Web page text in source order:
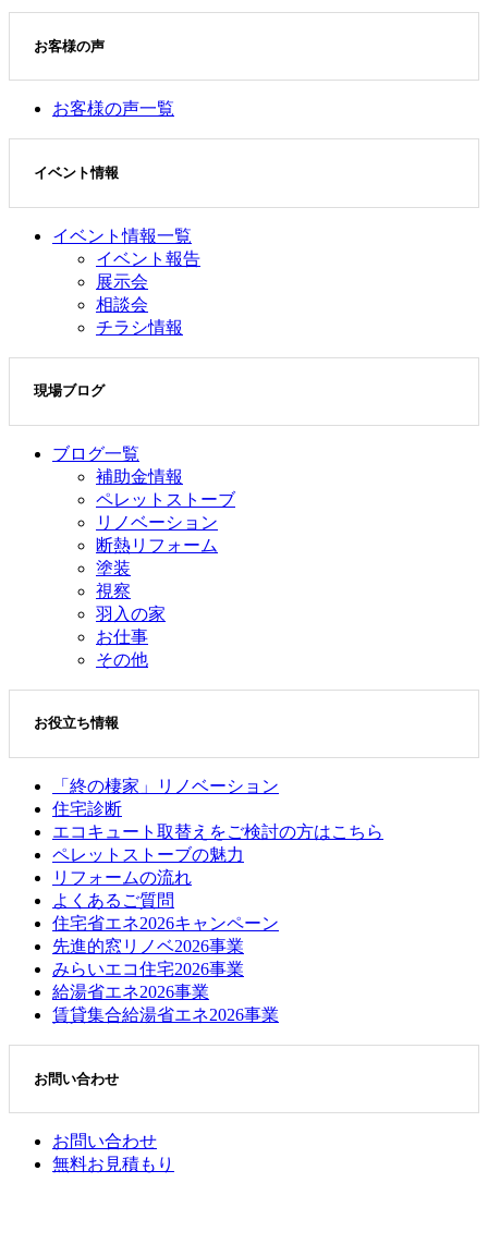
お客様の声
お客様の声一覧
イベント情報
イベント情報一覧
イベント報告
展示会
相談会
チラシ情報
現場ブログ
ブログ一覧
補助金情報
ペレットストーブ
リノベーション
断熱リフォーム
塗装
視察
羽入の家
お仕事
その他
お役立ち情報
「終の棲家」リノベーション
住宅診断
エコキュート取替えをご検討の方はこちら
ペレットストーブの魅力
リフォームの流れ
よくあるご質問
住宅省エネ2026キャンペーン
先進的窓リノベ2026事業
みらいエコ住宅2026事業
給湯省エネ2026事業
賃貸集合給湯省エネ2026事業
お問い合わせ
お問い合わせ
無料お見積もり